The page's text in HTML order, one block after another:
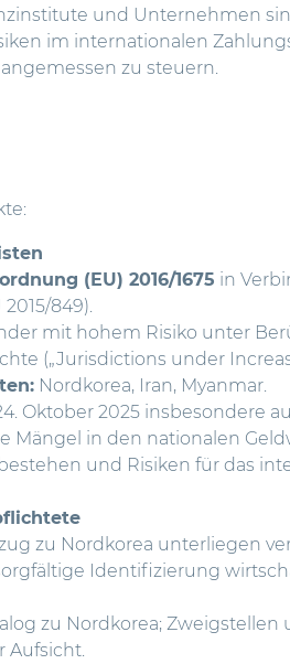
und Unternehmen
im internationalen
zu steuern.
(EU) 2016/1675 in
849).
mit hohem Risiko unter
(„Jurisdictions under
Nordkorea, Iran, Myanmar.
Oktober 2025 insbesondere
Mängel in den nationalen
und Risiken für das
zu Nordkorea unterliegen
sorgfältige Identifizierung
zu Nordkorea;
Aufsicht.